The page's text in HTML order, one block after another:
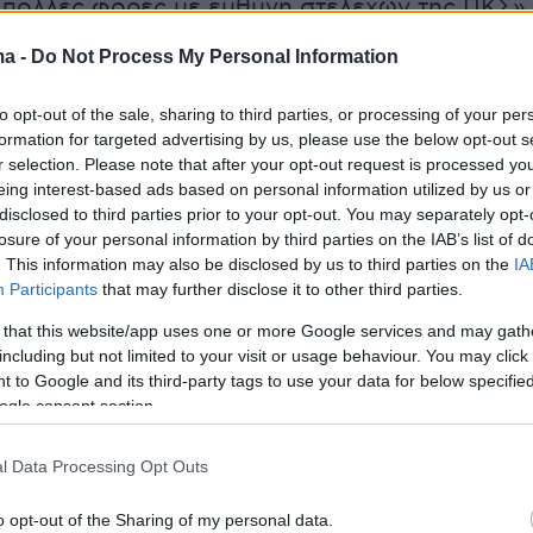
- Do Not Process My Personal Information
opt-out of the sale, sharing to third parties, or processing of your
for targeted advertising by us, please use the below opt-out
selection. Please note that after your opt-out request is processed
interest-based ads based on personal information utilized by us
to third parties prior to your opt-out. You may separately
of your personal information by third parties on the IAB’s list of
This information may also be disclosed by us to third parties on the
Participants that may further disclose it to other third parties.
that this website/app uses one or more Google services and may
but not limited to your visit or usage behaviour. You may
to Google and its third-party tags to use your data for below
consent section.
Data Processing Opt Outs
opt-out of the Sharing of my personal data.
πολλές φορές με ευθύνη στελεχών της ΠΚΣ».
η ΠΚΣ είχε καταγγείλει τη ΔΑΠ-ΝΔΦΚ για
της εκλογικής διαδικασίας ήδη
των καλπών. Μεταξύ άλλων, ανάφερε σε
ότι στο τμήμα Διοίκησης
και Οργανισμών του ΕΚΠΑ, η ΔΑΠ
στους υποψήφιους με την ΠΚΣ να
ψηφοδέλτιο στον σύλλογο, ότι στους
συλλόγους της Μυτιλήνης, της Χίου, της
της Κοζάνης οι εφορευτικές επιτροπές
αποκλειστικά από στελέχη της ΔΑΠ, ενώ σε
Οικονομικών Επιστημών του Δημοκρίτειου
Θράκης, η ΔΑΠ απέκλεισε την